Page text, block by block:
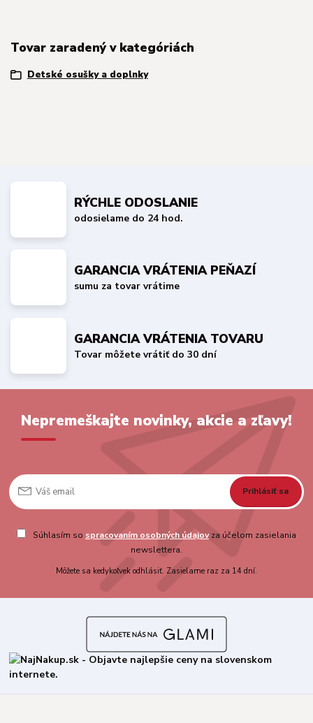
Tovar zaradený v kategóriách
Detské osušky a doplnky
RÝCHLE ODOSLANIE
odosielame do 24 hod.
GARANCIA VRÁTENIA PEŇAZÍ
sumu za tovar vrátime
GARANCIA VRÁTENIA TOVARU
Tovar môžete vrátiť do 30 dní
Nepremeškajte novinky, akcie a zľavy!
Prihlásiť sa
Súhlasím so spracovaním osobných údajovza účelom zasielania
newslettera.
Môžete sa kedykoľvek odhlásiť. Zasielame raz za 14 dní.